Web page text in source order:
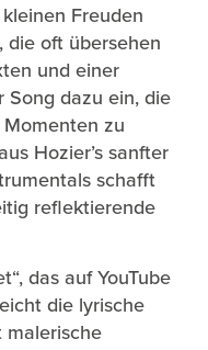
Freuden
die oft übersehen
und einer
dazu ein, die
zu
Hozier’s sanfter
schafft
reflektierende
das auf YouTube
die lyrische
malerische